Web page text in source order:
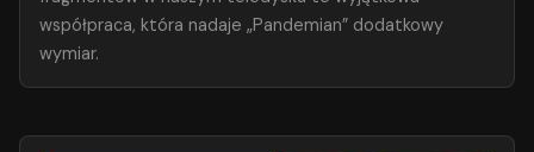
współpraca, która nadaje „Pandemian” dodatkowy
wymiar.